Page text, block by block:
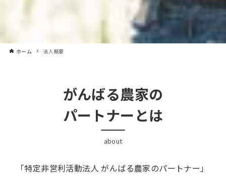
ホーム 法人概要
がんばる農家の
パートナーとは
about
「特定非営利活動法人 がんばる農家のパートナー」